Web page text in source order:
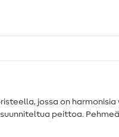
jossa on
peittoa.